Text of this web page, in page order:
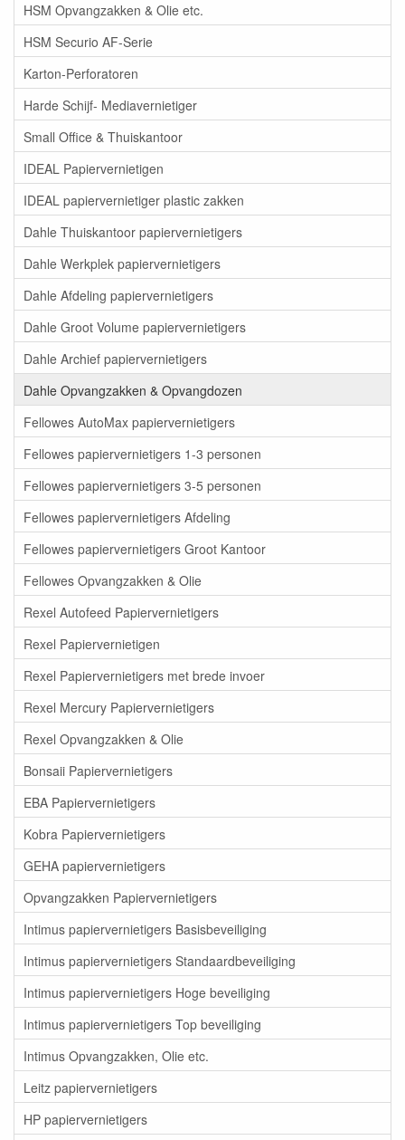
HSM Opvangzakken & Olie etc.
HSM Securio AF-Serie
Karton-Perforatoren
Harde Schijf- Mediavernietiger
Small Office & Thuiskantoor
IDEAL Papiervernietigen
IDEAL papiervernietiger plastic zakken
Dahle Thuiskantoor papiervernietigers
Dahle Werkplek papiervernietigers
Dahle Afdeling papiervernietigers
Dahle Groot Volume papiervernietigers
Dahle Archief papiervernietigers
Dahle Opvangzakken & Opvangdozen
Fellowes AutoMax papiervernietigers
Fellowes papiervernietigers 1-3 personen
Fellowes papiervernietigers 3-5 personen
Fellowes papiervernietigers Afdeling
Fellowes papiervernietigers Groot Kantoor
Fellowes Opvangzakken & Olie
Rexel Autofeed Papiervernietigers
Rexel Papiervernietigen
Rexel Papiervernietigers met brede invoer
Rexel Mercury Papiervernietigers
Rexel Opvangzakken & Olie
Bonsaii Papiervernietigers
EBA Papiervernietigers
Kobra Papiervernietigers
GEHA papiervernietigers
Opvangzakken Papiervernietigers
Intimus papiervernietigers Basisbeveiliging
Intimus papiervernietigers Standaardbeveiliging
Intimus papiervernietigers Hoge beveiliging
Intimus papiervernietigers Top beveiliging
Intimus Opvangzakken, Olie etc.
Leitz papiervernietigers
HP papiervernietigers